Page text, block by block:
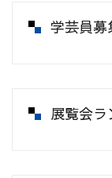
学芸員募
展覧会